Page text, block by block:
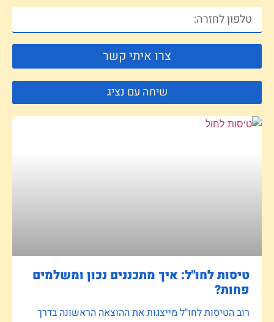
צרו איתי קשר
שיחה עם נציג
טיסות לחו"ל: איך מתכננים נכון ומשלמים
פחות?
רוב הטיסות לחו"ל מייצגות את ההוצאה הראשונה בדרך